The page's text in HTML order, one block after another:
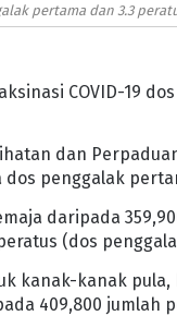
pertama dan 3.3
COVID-19
dan
penggalak
daripada
(dos
kanak-kanak
409,800 jumlah